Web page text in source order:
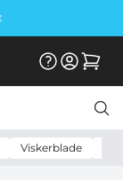
Viskerblade